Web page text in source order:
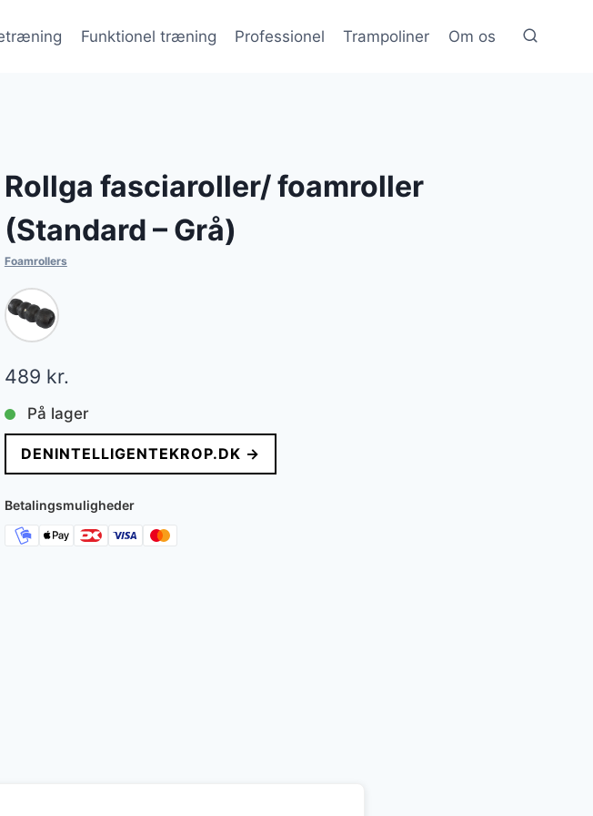
Funktionel træning Professionel Trampoliner Om os
Rollga fasciaroller/ foamroller
(Standard – Grå)
Foamrollers
489 kr.
På lager
DENINTELLIGENTEKROP.DK →
Betalingsmuligheder